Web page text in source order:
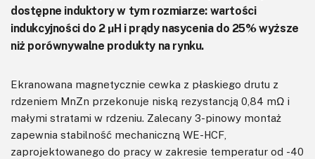
dostępne induktory w tym rozmiarze: wartości
indukcyjności do 2 μH i prądy nasycenia do 25% wyższe
niż porównywalne produkty na rynku.
Ekranowana magnetycznie cewka z płaskiego drutu z
rdzeniem MnZn przekonuje niską rezystancją 0,84 mΩ i
małymi stratami w rdzeniu. Zalecany 3-pinowy montaż
zapewnia stabilność mechaniczną WE-HCF,
zaprojektowanego do pracy w zakresie temperatur od -40